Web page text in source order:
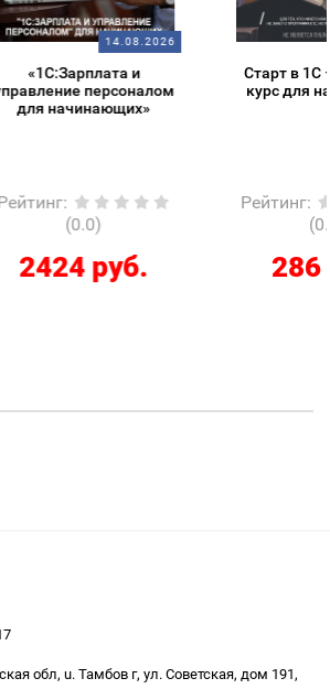
и
14.08.2026
Старт в 1С – обзорный
курс для начинающих
Рейтинг
обл, u. Тамбов г, ул. Советская, дом 191,